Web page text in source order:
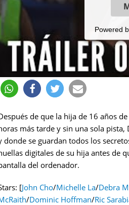
Powered
de que la hija de 16 años
más tarde y sin una sola
donde se guardan todos los
digitales de su hija antes de
del ordenador.
[John Cho/Michelle La/Debra
/Dominic Hoffman/Ric